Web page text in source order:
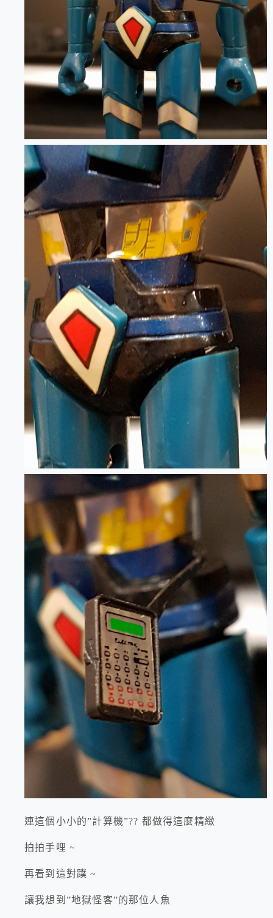
連這個小小的”計算機”?? 都做得這麼精緻
拍拍手哩 ~
再看到這對蹼 ~
讓我想到”地獄怪客”的那位人魚